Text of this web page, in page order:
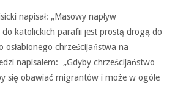
napisał: „Masowy napływ
do katolickich parafii jest prostą drogą do
chrześcijaństwa na
napisałem: „Gdyby chrześcijaństwo
się obawiać migrantów i może w ogóle